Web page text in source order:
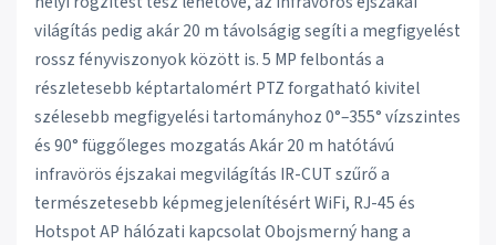
világítás pedig akár 20 m távolságig segíti a megfigyelést
rossz fényviszonyok között is. 5 MP felbontás a
részletesebb képtartalomért PTZ forgatható kivitel
szélesebb megfigyelési tartományhoz 0°–355° vízszintes
és 90° függőleges mozgatás Akár 20 m hatótávú
infravörös éjszakai megvilágítás IR-CUT szűrő a
természetesebb képmegjelenítésért WiFi, RJ-45 és
Hotspot AP hálózati kapcsolat Obojsmerný hang a